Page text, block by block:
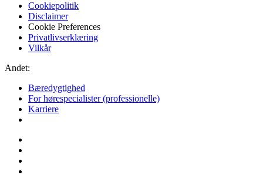
Cookiepolitik
Disclaimer
Cookie Preferences
Privatlivserklæring
Vilkår
Andet:
Bæredygtighed
For hørespecialister (professionelle)
Karriere